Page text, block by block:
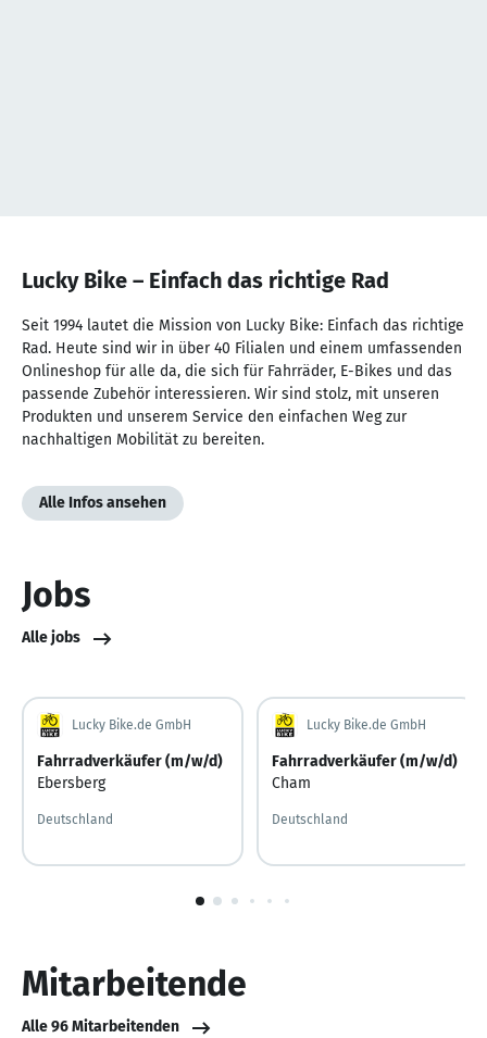
von
NaN
Lucky Bike – Einfach das richtige Rad
Seit 1994 lautet die Mission von Lucky Bike: Einfach das richtige
Rad. Heute sind wir in über 40 Filialen und einem umfassenden
Onlineshop für alle da, die sich für Fahrräder, E-Bikes und das
passende Zubehör interessieren. Wir sind stolz, mit unseren
Produkten und unserem Service den einfachen Weg zur
nachhaltigen Mobilität zu bereiten.
Alle Infos ansehen
Jobs
Alle jobs
Lucky Bike.de GmbH
Fahrradverkäufer (m/w/d)
Ebersberg
Deutschland
Lucky Bike.de GmbH
Fahrradverkäufer (m/w/d)
Cham
Deutschland
Mitarbeitende
Alle 96 Mitarbeitenden